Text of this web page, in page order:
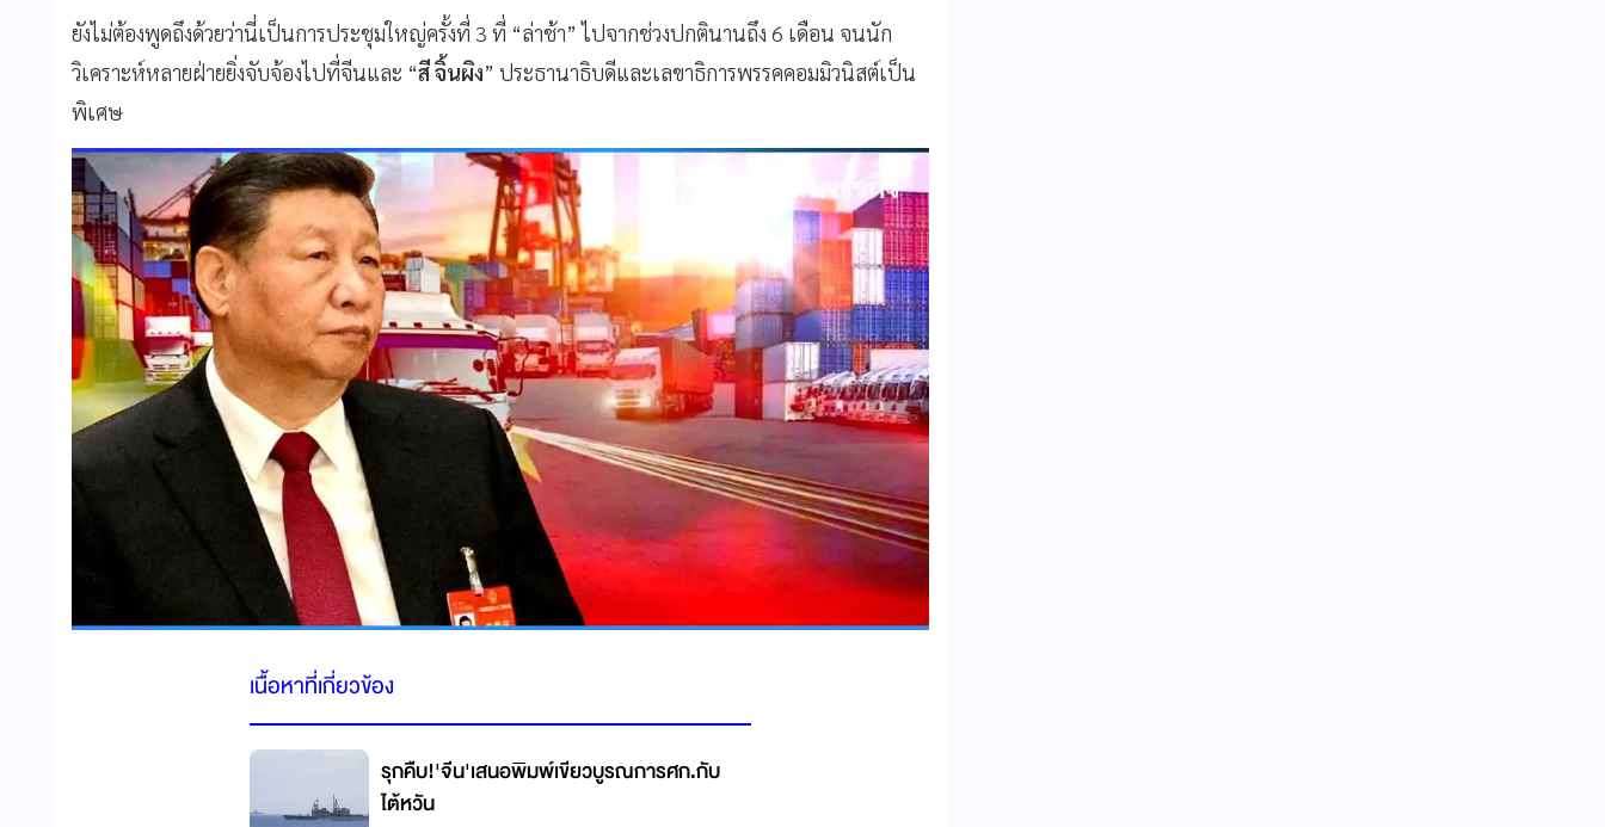
ยังไม่ต้องพูดถึงด้วยว่านี่เป็นการประชุมใหญ่ครั้งที่ 3 ที่ “ล่าช้า” ไปจากช่วงปกตินานถึง 6 เดือน จนนัก
วิเคราะห์หลายฝ่ายยิ่งจับจ้องไปที่จีนและ “สี จิ้นผิง” ประธานาธิบดีและเลขาธิการพรรคคอมมิวนิสต์เป็น
พิเศษ
เนื้อหาที่เกี่ยวข้อง
รุกคืบ!'จีน'เสนอพิมพ์เขียวบูรณการศก.กับ
ไต้หวัน